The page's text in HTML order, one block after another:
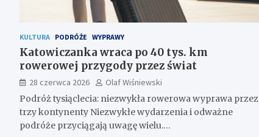
KULTURA PODRÓŻE WYPRAWY
Katowiczanka wraca po 40 tys. km
rowerowej przygody przez świat
28 czerwca 2026
Olaf Wiśniewski
Podróż tysiąclecia: niezwykła rowerowa wyprawa przez
trzy kontynenty Niezwykłe wydarzenia i odważne
podróże przyciągają uwagę wielu.…